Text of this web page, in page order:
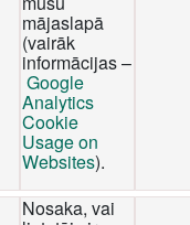
mājaslapā
(vairāk
informācijas –
Google
Analytics
Cookie
Usage on
Websites).
Nosaka, vai